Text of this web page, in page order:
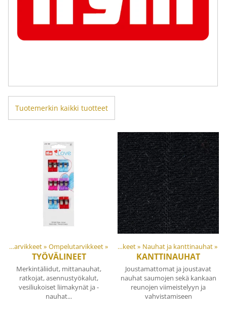
Tuotemerkin kaikki tuotteet
Materiaalit ja tarvikkeet‪» Ompelutarvikkeet‪»
TYÖVÄLINEET
Merkintäliidut, mittanauhat,
ratkojat, asennustyökalut,
vesiliukoiset liimakynät ja -
nauhat...
Tuotteet‪» Materiaalit ja tarvikkeet‪» Nauhat ja kanttinauhat‪»
KANTTINAUHAT
Joustamattomat ja joustavat
nauhat saumojen sekä kankaan
reunojen viimeistelyyn ja
vahvistamiseen